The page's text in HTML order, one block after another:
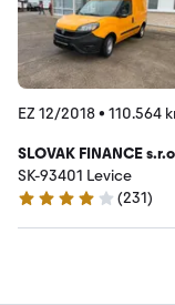
EZ 12/2018• 110.564
SLOVAK FINANCE
SK-93401 Levice
4.2 Sterne
(231)